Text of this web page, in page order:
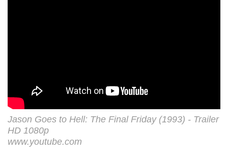
Jason Goes to Hell: The Final Friday (1993) - Trailer
HD 1080p
www.youtube.com